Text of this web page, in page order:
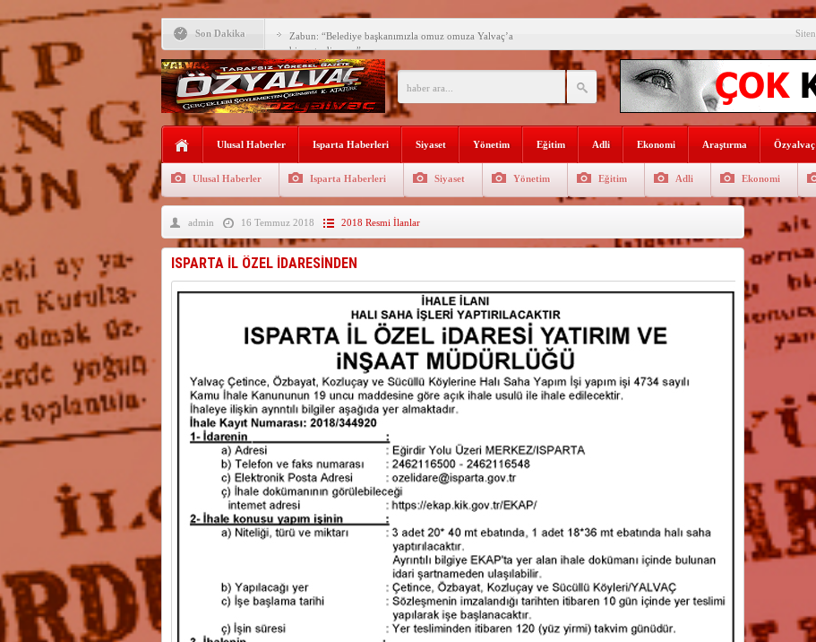
Son Dakika Zabun: “Belediye başkanımızla omuz omuza Yalvaç’a
hizmet ediyoruz”
Yeni öğretim yılı başlamadan ikili eğitime çözüm bulun
Yalvaç Festivali’ne görkemli açılış
Yalvaç’ta şimdi de Adliye Lojmanları yıkılıyor
Bir zamanlar Yalvaç, Ünlü Türk Ressamları Koleksiyonuna
Sahipti
Tunçbilek: “Ekmek Zammının Sorumlusu Fırıncı Değil,
Hükümettir”
Süreyya Sadi Bilgiç’ten Başkan Kodal’a ziyaret
Arıcılara 3 yılda 1900 kovan dağıtıldı
Ulusal Haberler Isparta Haberleri Siyaset Yönetim Eğitim Adli Ekonomi Araştırma
Ulusal Haberler Isparta Haberleri Siyaset Yönetim Eğitim Adli Ekonomi
admin 16 Temmuz 2018 2018 Resmi İlanlar
ISPARTA İL ÖZEL İDARESİNDEN